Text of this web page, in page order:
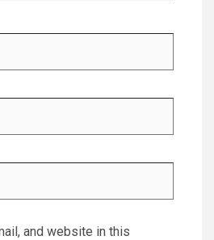
and website in this